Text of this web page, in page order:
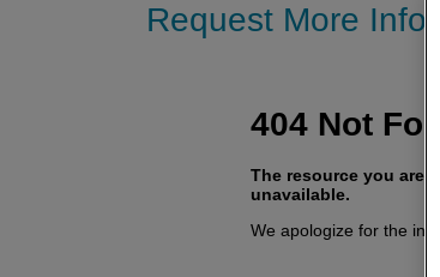
Request More